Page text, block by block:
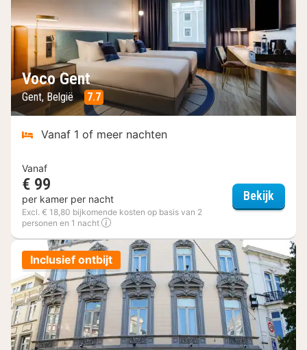
Voco Gent
Gent, België 7.7
Vanaf 1 of meer nachten
Vanaf
€ 99
per kamer per nacht
Excl. € 18,80 bijkomende kosten op basis van 2
personen en 1 nacht
Bekijk
Inclusief ontbijt